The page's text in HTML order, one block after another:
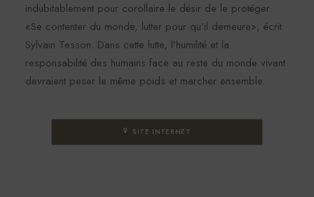
indubitablement pour corollaire le désir de le protéger.
«Se contenter du monde, lutter pour qu’il demeure», écrit
Sylvain Tesson. Dans cette lutte, l’humilité et la
responsabilité des humains face au reste du monde vivant
devraient peser le même poids et marcher ensemble.
SITE INTERNET